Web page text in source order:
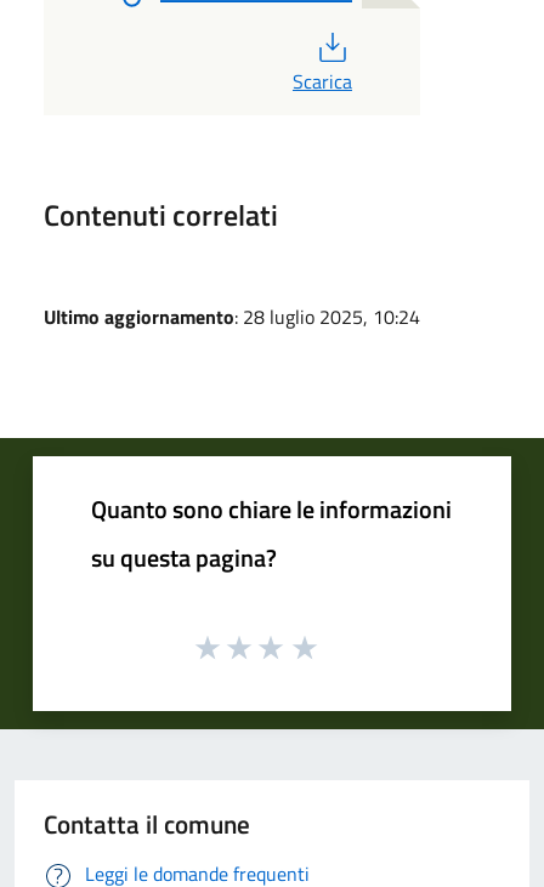
Scarica
Contenuti correlati
Ultimo aggiornamento: 28 luglio 2025, 10:24
Quanto sono chiare le informazioni
su questa pagina?
Contatta il comune
Leggi le domande frequenti